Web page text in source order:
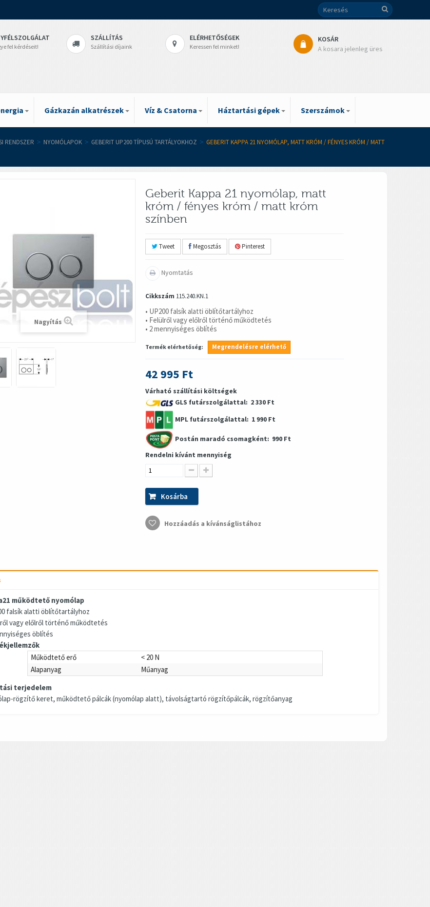
fel kérdéseit!
SZÁLLÍTÁS
Szállítási díjaink
ELÉRHETŐSÉGEK
Keressen fel minket!
KOSÁR
A kosara jelenleg üres
Gázkazán alkatrészek Víz & Csatorna Háztartási gépek Szerszámok
RENDSZER > NYOMÓLAPOK > GEBERIT UP200 TÍPUSÚ TARTÁLYOKHOZ > GEBERIT KAPPA 21 NYOMÓLAP, MATT KRÓM / FÉNYES KRÓM / MATT
Nagyítás
Geberit Kappa 21 nyomólap, matt
króm / fényes króm / matt króm
színben
Tweet Megosztás Pinterest
Nyomtatás
Cikkszám 115.240.KN.1
• UP200 falsík alatti öblítőtartályhoz
• Felülről vagy előlről történő működtetés
• 2 mennyiséges öblítés
Termék elérhetőség: Megrendelésre elérhető
42 995 Ft
Várható szállítási költségek
GLS futárszolgálattal: 2 330 Ft
MPL futárszolgálattal: 1 990 Ft
Postán maradó csomagként: 990 Ft
Rendelni kívánt mennyiség
Kosárba
Hozzáadás a kívánságlistához
működtető nyomólap
falsík alatti öblítőtartályhoz
vagy előlről történő működtetés
öblítés
Működtető erő
< 20 N
Alapanyag
Műanyag
terjedelem
rögzítő keret, működtető pálcák (nyomólap alatt), távolságtartó rögzítőpálcák, rögzítőanyag